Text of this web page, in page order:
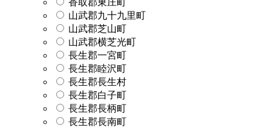
山武郡九十九里町
山武郡芝山町
山武郡横芝光町
長生郡一宮町
長生郡睦沢町
長生郡長生村
長生郡白子町
長生郡長柄町
長生郡長南町